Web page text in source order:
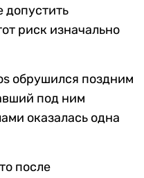
допустить
риск изначально
обрушился поздним
под ним
оказалась одна
после